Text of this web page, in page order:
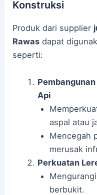
Konstruksi
Produk dari supplier
Rawas dapat
seperti:
Api
aspal atau
Mencegah
merusak
Perkuatan
berbukit.